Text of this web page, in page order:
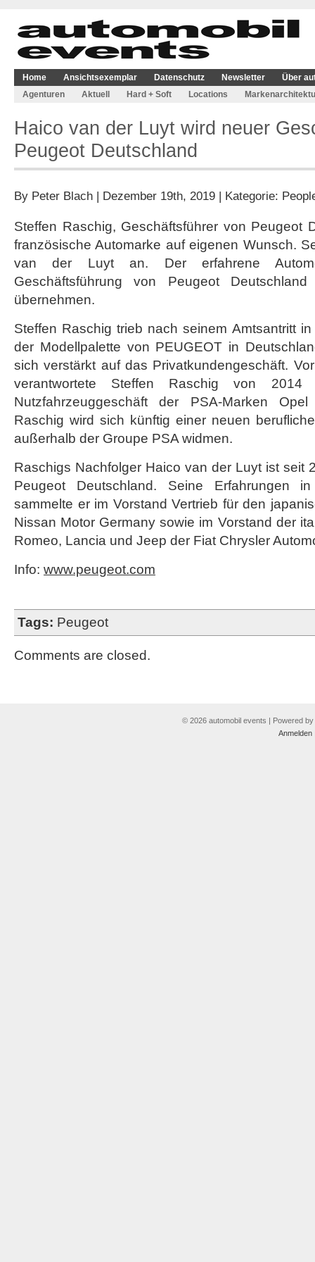
Home Ansichtsexemplar Datenschutz Newsletter
Über
Agenturen
Aktuell Hard + Soft Locations
Haico van der Luyt wird neuer
Peugeot Deutschland
By Peter Blach | Dezember 19th, 2019 | Kategorie:
Steffen Raschig, Geschäftsführer von Peugeot
französische Automarke auf eigenen Wunsch.
van der Luyt an. Der erfahrene
Geschäftsführung von Peugeot
übernehmen.
Steffen Raschig trieb nach seinem Amtsantritt
der Modellpalette von PEUGEOT in
sich verstärkt auf das Privatkundengeschäft.
verantwortete Steffen Raschig von
Nutzfahrzeuggeschäft der PSA-Marken
Raschig wird sich künftig einer neuen
außerhalb der Groupe PSA widmen.
Raschigs Nachfolger Haico van der Luyt ist seit
Peugeot Deutschland. Seine Erfahrungen
sammelte er im Vorstand Vertrieb für den
Nissan Motor Germany sowie im Vorstand der
Romeo, Lancia und Jeep der Fiat Chrysler
Info: www.peugeot.com
Tags: Peugeot
Comments are closed.
© 2026 automobil events | Powered by
Anmelden|